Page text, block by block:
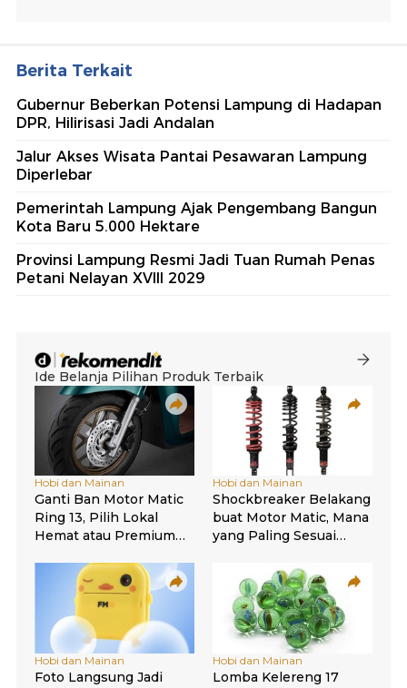
Berita Terkait
Gubernur Beberkan Potensi Lampung di Hadapan
DPR, Hilirisasi Jadi Andalan
Jalur Akses Wisata Pantai Pesawaran Lampung
Diperlebar
Pemerintah Lampung Ajak Pengembang Bangun
Kota Baru 5.000 Hektare
Provinsi Lampung Resmi Jadi Tuan Rumah Penas
Petani Nelayan XVIII 2029